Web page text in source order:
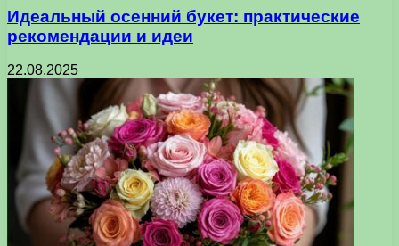
Идеальный осенний букет: практические
рекомендации и идеи
22.08.2025